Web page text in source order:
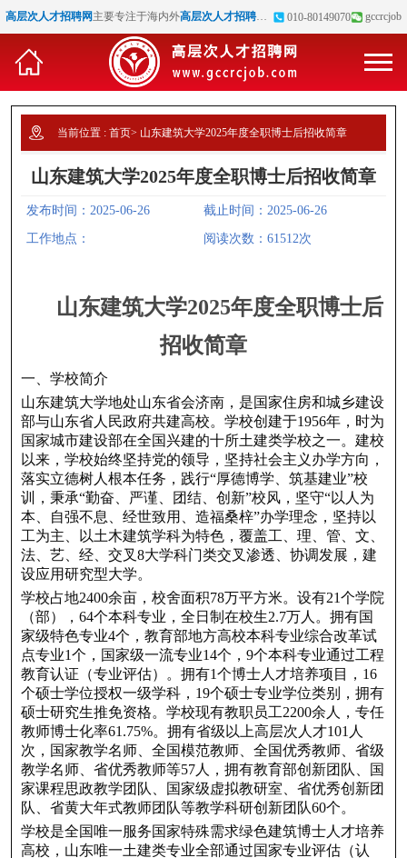
高层次人才招聘网 主要专注于海内外高层次人才招聘、 博士招聘、高校教师招聘等
010-80149070 gccrcjob
当前位置 :首页> 山东建筑大学2025年度全职博士后招收简章
山东建筑大学2025年度全职博士后招收简章
发布时间：2025-06-26 截止时间：2025-06-26
工作地点： 阅读次数：61512次
山东建筑大学2025年度全职博士后
招收简章
一、学校简介
山东建筑大学地处山东省会济南，是国家住房和城乡建设
部与山东省人民政府共建高校。学校创建于1956年，时为
国家城市建设部在全国兴建的十所土建类学校之一。建校
以来，学校始终坚持党的领导，坚持社会主义办学方向，
落实立德树人根本任务，践行“厚德博学、筑基建业”校
训，秉承“勤奋、严谨、团结、创新”校风，坚守“以人为
本、自强不息、经世致用、造福桑梓”办学理念，坚持以
工为主、以土木建筑学科为特色，覆盖工、理、管、文、
法、艺、经、交叉8大学科门类交叉渗透、协调发展，建
设应用研究型大学。
学校占地2400余亩，校舍面积78万平方米。设有21个学院
（部），64个本科专业，全日制在校生2.7万人。拥有国
家级特色专业4个，教育部地方高校本科专业综合改革试
点专业1个，国家级一流专业14个，9个本科专业通过工程
教育认证（专业评估）。拥有1个博士人才培养项目，16
个硕士学位授权一级学科，19个硕士专业学位类别，拥有
硕士研究生推免资格。学校现有教职员工2200余人，专任
教师博士化率61.75%。拥有省级以上高层次人才101人
次，国家教学名师、全国模范教师、全国优秀教师、省级
教学名师、省优秀教师等57人，拥有教育部创新团队、国
家课程思政教学团队、国家级虚拟教研室、省优秀创新团
队、省黄大年式教师团队等教学科研创新团队60个。
学校是全国唯一服务国家特殊需求绿色建筑博士人才培养
高校，山东唯一土建类专业全部通过国家专业评估（认